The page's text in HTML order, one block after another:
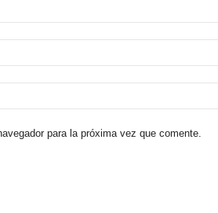
para la próxima vez que comente.